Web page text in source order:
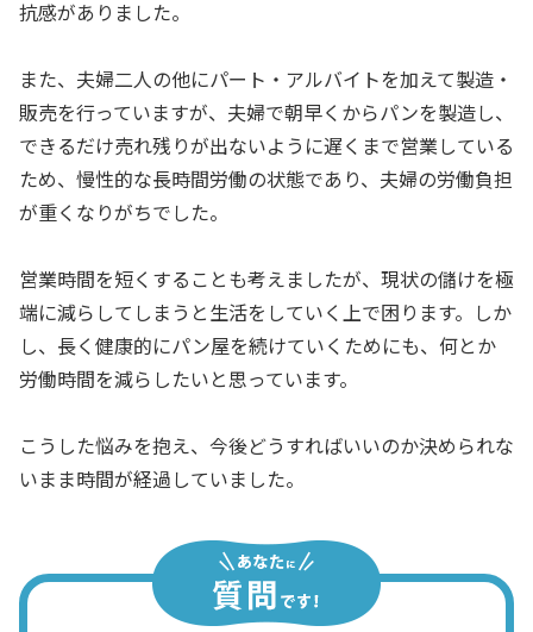
抗感がありました。
また、夫婦二人の他にパート・アルバイトを加えて製造・
販売を行っていますが、夫婦で朝早くからパンを製造し、
できるだけ売れ残りが出ないように遅くまで営業している
ため、慢性的な長時間労働の状態であり、夫婦の労働負担
が重くなりがちでした。
営業時間を短くすることも考えましたが、現状の儲けを極
端に減らしてしまうと生活をしていく上で困ります。しか
し、長く健康的にパン屋を続けていくためにも、何とか
労働時間を減らしたいと思っています。
こうした悩みを抱え、今後どうすればいいのか決められな
いまま時間が経過していました。